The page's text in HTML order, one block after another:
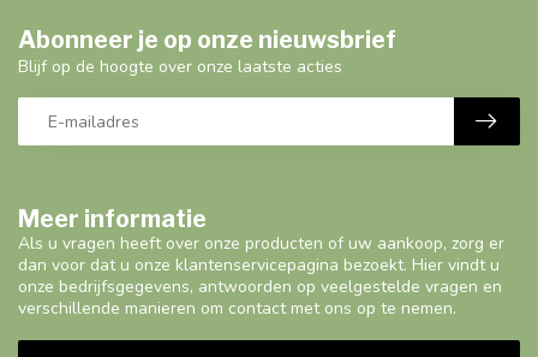
Meer informatie
Als u vragen heeft over onze producten of uw aankoop, zorg er
dan voor dat u onze klantenservicepagina bezoekt. Hier vindt u
onze bedrijfsgegevens, antwoorden op veelgestelde vragen en
verschillende manieren om contact met ons op te nemen.
Abonneer je op onze nieuwsbrief
Blijf op de hoogte over onze laatste acties